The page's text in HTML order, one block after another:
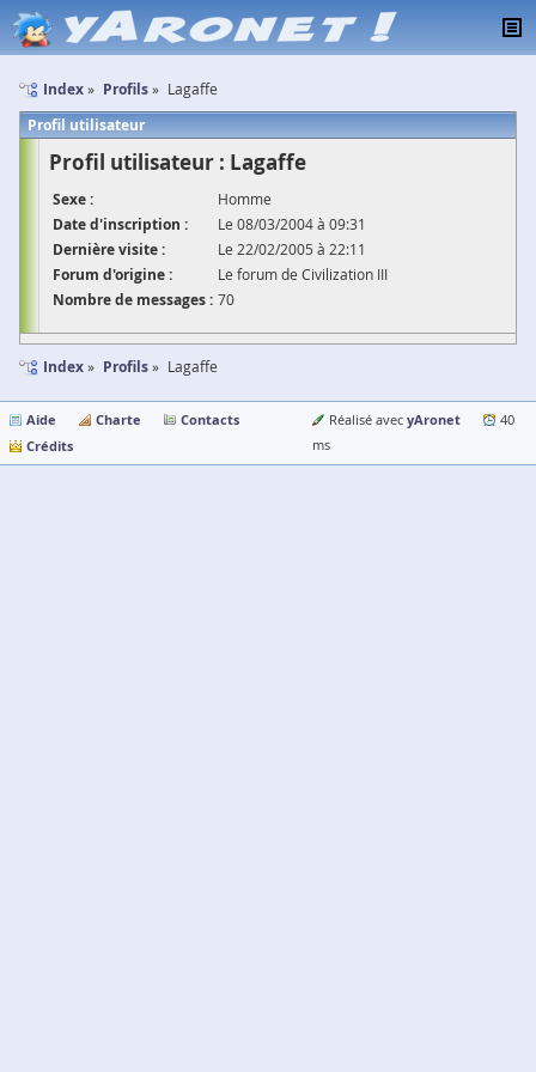
Index Profils Lagaffe
Profil utilisateur
Profil utilisateur : Lagaffe
Sexe : Homme
Date d'inscription : Le 08/03/2004 à 09:31
Dernière visite : Le 22/02/2005 à 22:11
Forum d'origine : Le forum de Civilization III
Nombre de messages : 70
Index Profils Lagaffe
Aide Charte
Contacts
Crédits
Réalisé avec yAronet
40
ms